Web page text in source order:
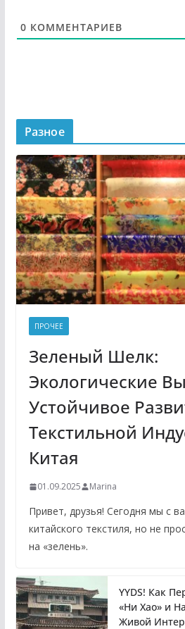
0 КОММЕНТАРИЕВ
Разное
ПРОЧЕЕ
Зеленый Шелк:
Экологические
Устойчивое
Текстильной
Китая
01.09.2025 Marina
Привет, друзья! Сегодня мы с
китайского текстиля, но не
на «зелень».
YYDS! Как
«Ни Хао» и
Живой